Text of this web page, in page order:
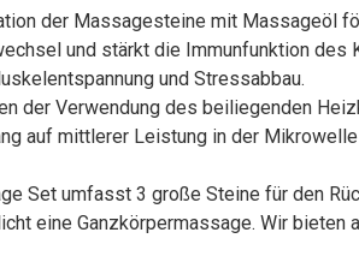
der Massagesteine mit
und stärkt die Immunfunktion des
und Stressabbau.
der Verwendung des beiliegenden
auf mittlerer Leistung in der
Set umfasst 3 große Steine für den
eine Ganzkörpermassage. Wir